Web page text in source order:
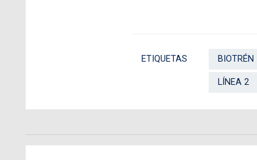
ETIQUETAS BIOTRÉN
LÍNEA 2